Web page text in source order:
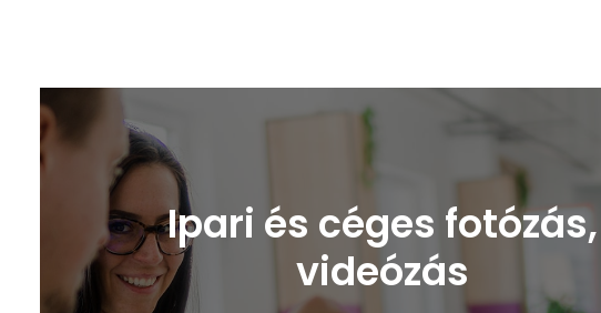
Ipari és céges fotózás,
videózás